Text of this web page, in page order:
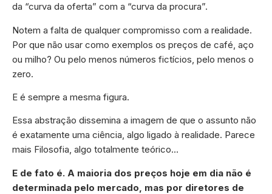
da “curva da oferta” com a “curva da procura”.
Notem a falta de qualquer compromisso com a realidade.
Por que não usar como exemplos os preços de café, aço
ou milho? Ou pelo menos números fictícios, pelo menos o
zero.
E é sempre a mesma figura.
Essa abstração dissemina a imagem de que o assunto não
é exatamente uma ciência, algo ligado à realidade. Parece
mais Filosofia, algo totalmente teórico…
E de fato é. A maioria dos preços hoje em dia não é
determinada pelo mercado, mas por diretores de